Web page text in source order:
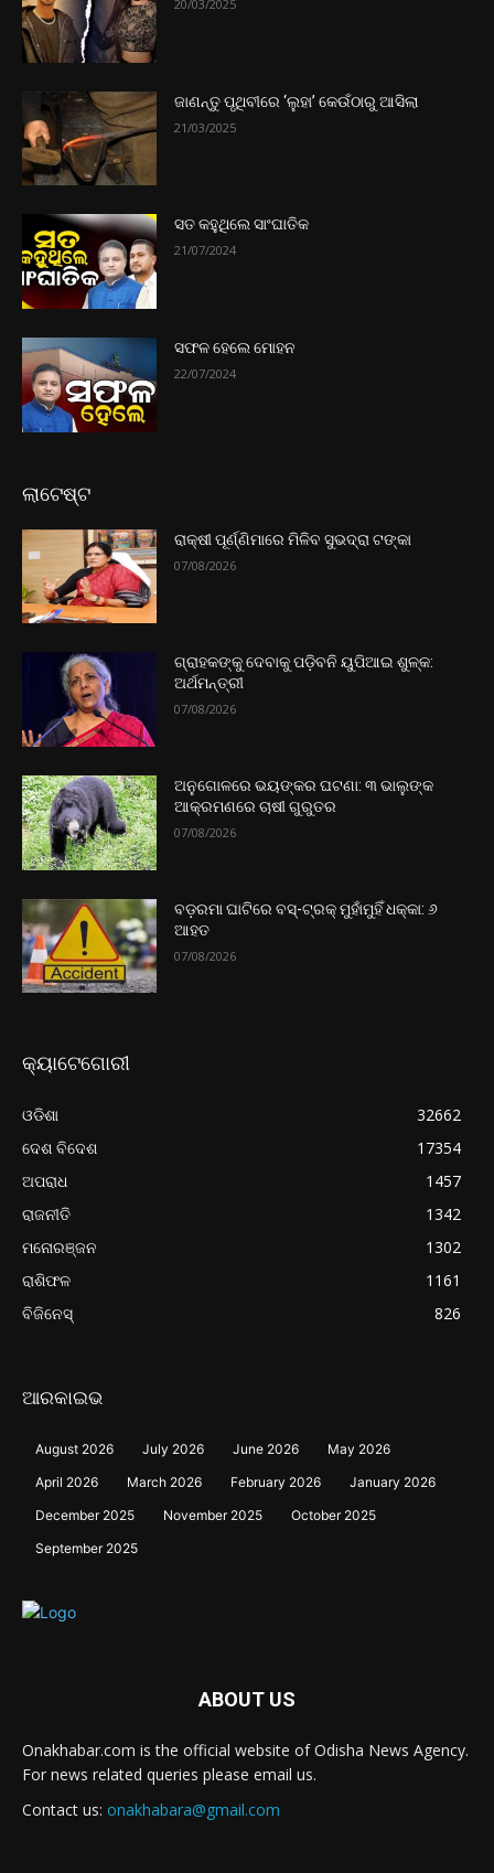
20/03/2025
ଜାଣନ୍ତୁ ପୃଥିବୀରେ ‘ଲୁହା’ କେଉଁଠାରୁ ଆସିଲା
21/03/2025
ସତ କହୁଥିଲେ ସାଂଘାତିକ
21/07/2024
ସଫଳ ହେଲେ ମୋହନ
22/07/2024
ଲାଟେଷ୍ଟ
ରାକ୍ଷୀ ପୂର୍ଣ୍ଣିମାରେ ମିଳିବ ସୁଭଦ୍ରା ଟଙ୍କା
07/08/2026
ଗ୍ରାହକଙ୍କୁ ଦେବାକୁ ପଡ଼ିବନି ୟୁପିଆଇ ଶୁଳ୍କ:
ଅର୍ଥମନ୍ତ୍ରୀ
07/08/2026
ଅନୁଗୋଳରେ ଭୟଙ୍କର ଘଟଣା: ୩ ଭାଲୁଙ୍କ
ଆକ୍ରମଣରେ ଚାଷୀ ଗୁରୁତର
07/08/2026
ବଡ଼ରମା ଘାଟିରେ ବସ୍-ଟ୍ରକ୍ ମୁହାଁମୁହିଁ ଧକ୍କା: ୬
ଆହତ
07/08/2026
କ୍ୟାଟେଗୋରୀ
ଓଡିଶା
32662
ଦେଶ ବିଦେଶ
17354
ଅପରାଧ
1457
ରାଜନୀତି
1342
ମନୋରଞ୍ଜନ
1302
ରାଶିଫଳ
1161
ବିଜିନେସ୍
826
ଆରକାଇଭ
August 2026 July 2026 June 2026
May 2026
April 2026
March 2026 February 2026
January 2026
December 2025
November 2025
October 2025
September 2025
ABOUT US
Onakhabar.com is the official website of Odisha News Agency.
For news related queries please email us.
Contact us: onakhabara@gmail.com